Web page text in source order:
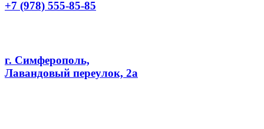
+7 (978) 555-85-85
г. Симферополь,
Лавандовый переулок, 2а